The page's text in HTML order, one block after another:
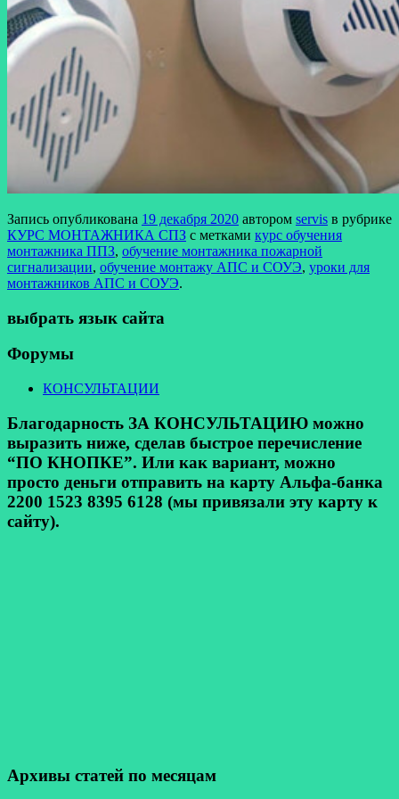
Запись опубликована 19 декабря 2020 автором servis в рубрике
КУРС МОНТАЖНИКА СПЗ с метками курс обучения
монтажника ППЗ, обучение монтажника пожарной
сигнализации, обучение монтажу АПС и СОУЭ, уроки для
монтажников АПС и СОУЭ.
выбрать язык сайта
Форумы
КОНСУЛЬТАЦИИ
Благодарность ЗА КОНСУЛЬТАЦИЮ можно
выразить ниже, сделав быстрое перечисление
“ПО КНОПКЕ”. Или как вариант, можно
просто деньги отправить на карту Альфа-банка
2200 1523 8395 6128 (мы привязали эту карту к
сайту).
Архивы статей по месяцам